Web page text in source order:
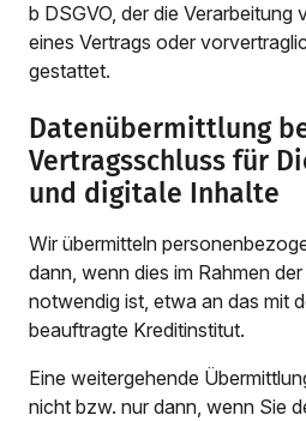
b DSGVO, der die Verarbeitung
eines Vertrags oder
gestattet.
Datenübermittlung
Vertragsschluss für
und digitale Inhalte
Wir übermitteln
dann, wenn dies im Rahmen
notwendig ist, etwa an das mit
beauftragte Kreditinstitut.
Eine weitergehende
nicht bzw. nur dann, wenn Sie